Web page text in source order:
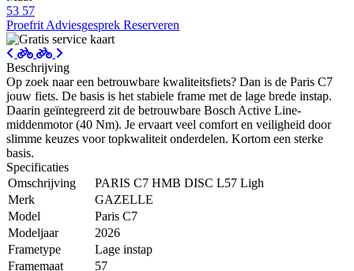
53 57
Proefrit Adviesgesprek Reserveren
Beschrijving
Op zoek naar een betrouwbare kwaliteitsfiets? Dan is de Paris C7
jouw fiets. De basis is het stabiele frame met de lage brede instap.
Daarin geïntegreerd zit de betrouwbare Bosch Active Line-
middenmotor (40 Nm). Je ervaart veel comfort en veiligheid door
slimme keuzes voor topkwaliteit onderdelen. Kortom een sterke
basis.
Specificaties
Omschrijving
PARIS C7 HMB DISC L57 Ligh
Merk
GAZELLE
Model
Paris C7
Modeljaar
2026
Frametype
Lage instap
Framemaat
57